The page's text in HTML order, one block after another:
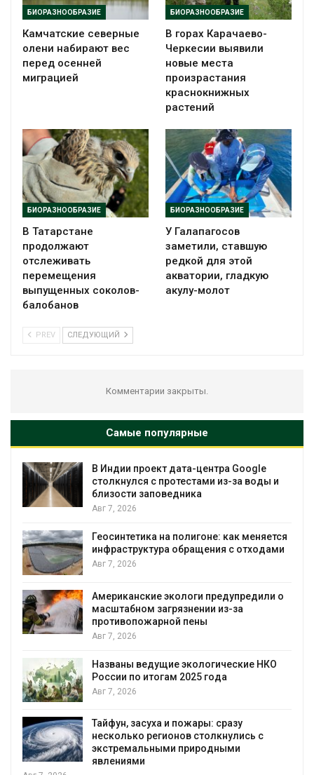
БИОРАЗНООБРАЗИЕ
Камчатские северные
олени набирают вес
перед осенней
миграцией
БИОРАЗНООБРАЗИЕ
В горах Карачаево-
Черкесии выявили
новые места
произрастания
краснокнижных
растений
БИОРАЗНООБРАЗИЕ
В Татарстане
продолжают
отслеживать
перемещения
выпущенных соколов-
балобанов
БИОРАЗНООБРАЗИЕ
У Галапагосов
заметили, ставшую
редкой для этой
акватории, гладкую
акулу-молот
PREV СЛЕДУЮЩИЙ
Комментарии закрыты.
Самые популярные
Дождевая вода с крыш может помочь
городам переживать жару
Авг 7, 2026
строительство мусорных объектов и
уборку контейнерных площадок
Авг 7, 2026
Панамский канал вновь ограничивает
загрузку судов из-за дефицита пресной
воды
Авг 6, 2026
В китайской провинции Шэньси из-за
паводков эвакуировали более 140 тыс.
человек
МЕГА и ВкусВилл установили
экообменники для сбора вторсырья
Авг 6, 2026